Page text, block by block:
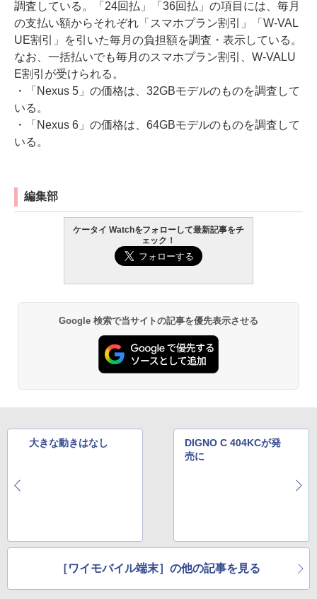
調査している。「24回払」「36回払」の項目には、毎月
の支払い額からそれぞれ「スマホプラン割引」「W-VAL
UE割引」を引いた毎月の負担額を調査・表示している。
なお、一括払いでも毎月のスマホプラン割引、W-VALU
E割引が受けられる。
・「Nexus 5」の価格は、32GBモデルのものを調査して
いる。
・「Nexus 6」の価格は、64GBモデルのものを調査して
いる。
編集部
ケータイ Watchをフォローして最新記事をチ
ェック！
Google 検索で当サイトの記事を優先表示させる
大きな動きはなし
DIGNO C 404KCが発
売に
［ワイモバイル端末］の他の記事を見る